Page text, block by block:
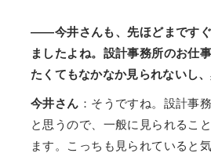
――今井さんも、先ほどまです
ましたよね。設計事務所のお仕
たくてもなかなか見られないし、
今井さん ：そうですね。設計事
と思うので、一般に見られるこ
ます。こっちも見られていると